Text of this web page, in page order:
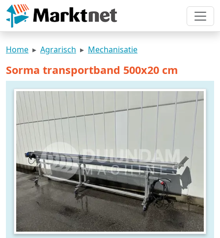
Home Agrarisch Mechanisatie
Sorma transportband 500x20 cm